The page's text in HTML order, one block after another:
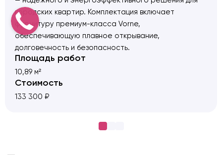
городских квартир. Комплектация включает
фурнитуру премиум-класса Vorne,
обеспечивающую плавное открывание,
долговечность и безопасность.
Выполненные работы:
— Демонтаж старых оконных конструкций
— Установка окон с соблюдением всех норм тепло-
Площадь работ
10,89 м²
Стоимость
133 300 ₽